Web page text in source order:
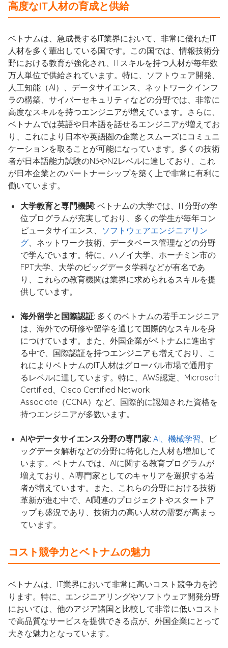
高度なIT人材の育成と供給
ベトナムは、急成長するIT業界において、非常に優れたIT
人材を多く輩出している国です。この国では、情報技術分
野における教育が強化され、ITスキルを持つ人材が毎年数
万人単位で供給されています。特に、ソフトウェア開発、
人工知能（AI）、データサイエンス、ネットワークインフ
ラの構築、サイバーセキュリティなどの分野では、非常に
高度なスキルを持つエンジニアが増えています。さらに、
ベトナムでは英語や日本語を話せるエンジニアが増えてお
り、これにより日本や英語圏の企業とスムーズにコミュニ
ケーションを取ることが可能になっています。多くの技術
者が日本語能力試験のN3やN2レベルに達しており、これ
が日本企業とのパートナーシップを築く上で非常に有利に
働いています。
大学教育と専門機関: ベトナムの大学では、IT分野の学
位プログラムが充実しており、多くの学生が毎年コン
ピュータサイエンス、 ソフトウェアエンジニアリン
グ、ネットワーク技術、データベース管理などの分野
で学んでいます。特に、ハノイ大学、ホーチミン市の
FPT大学、大学のビッグデータ学科などが有名であ
り、これらの教育機関は業界に求められるスキルを提
供しています。
海外留学と国際認証: 多くのベトナムの若手エンジニア
は、海外での研修や留学を通じて国際的なスキルを身
につけています。また、外国企業がベトナムに進出す
る中で、国際認証を持つエンジニアも増えており、こ
れによりベトナムのIT人材はグローバル市場で通用す
るレベルに達しています。特に、AWS認定、Microsoft
Certified、Cisco Certified Network
Associate（CCNA）など、国際的に認知された資格を
持つエンジニアが多数います。
AIやデータサイエンス分野の専門家: AI、機械学習、ビ
ッグデータ解析などの分野に特化した人材も増加して
います。ベトナムでは、AIに関する教育プログラムが
増えており、AI専門家としてのキャリアを選択する若
者が増えています。また、これらの分野における技術
革新が進む中で、AI関連のプロジェクトやスタートア
ップも盛況であり、技術力の高い人材の需要が高まっ
ています。
コスト競争力とベトナムの魅力
ベトナムは、IT業界において非常に高いコスト競争力を誇
ります。特に、エンジニアリングやソフトウェア開発分野
においては、他のアジア諸国と比較して非常に低いコスト
で高品質なサービスを提供できる点が、外国企業にとって
大きな魅力となっています。